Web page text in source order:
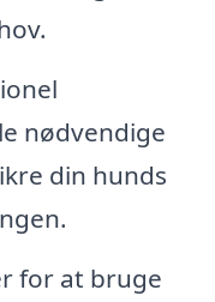
nødvendige
din hunds
for at bruge